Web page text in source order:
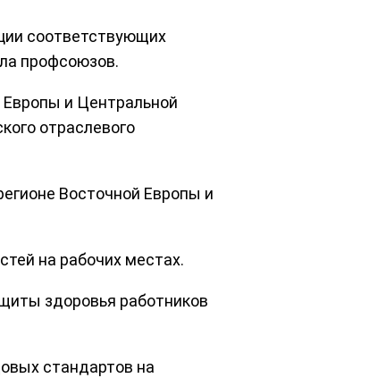
соответствующих
профсоюзов.
и Центральной
отраслевого
Восточной Европы и
на рабочих местах.
здоровья работников
стандартов на